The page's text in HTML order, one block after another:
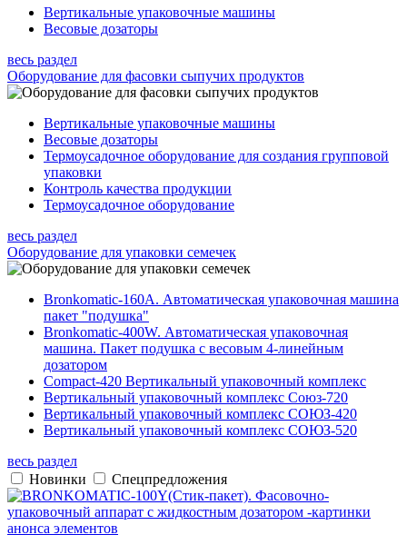
Вертикальные упаковочные машины
Весовые дозаторы
весь раздел
Оборудование для фасовки сыпучих продуктов
Вертикальные упаковочные машины
Весовые дозаторы
Термоусадочное оборудование для создания групповой
упаковки
Контроль качества продукции
Термоусадочное оборудование
весь раздел
Оборудование для упаковки семечек
Bronkomatic-160A. Автоматическая упаковочная машина
пакет "подушка"
Bronkomatic-400W. Автоматическая упаковочная
машина. Пакет подушка с весовым 4-линейным
дозатором
Compact-420 Вертикальный упаковочный комплекс
Вертикальный упаковочный комплекс Союз-720
Вертикальный упаковочный комплекс СОЮЗ-420
Вертикальный упаковочный комплекс СОЮЗ-520
весь раздел
Новинки
Спецпредложения